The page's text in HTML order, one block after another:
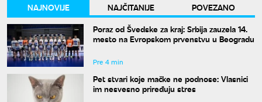
NAJNOVIJE NAJČITANIJE
POVEZANO
Poraz od Švedske za kraj: Srbija zauzela 14.
mesto na Evropskom prvenstvu u Beogradu
Pre 4 min
Pet stvari koje mačke ne podnose: Vlasnici
im nesvesno priređuju stres